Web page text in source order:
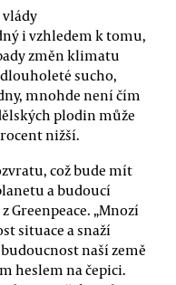
vlády
i vzhledem k tomu,
změn klimatu
sucho,
mnohde není čím
plodin může
nižší.
což bude mít
a budoucí
Greenpeace. „Mnozí
situace a snaží
naší země
heslem na čepici.